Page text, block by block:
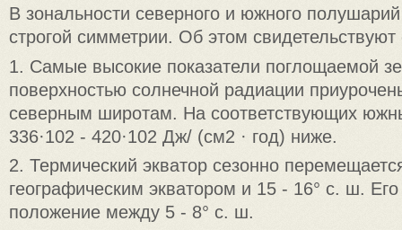
В зональности северного и южного
строгой симметрии. Об этом
1. Самые высокие показатели поглощаемой
поверхностью солнечной радиации
северным широтам. На соответствующих
336·102 - 420·102 Дж/ (см2 · год) ниже.
2. Термический экватор сезонно
географическим экватором и 15 - 16° с. ш.
положение между 5 - 8° с. ш.